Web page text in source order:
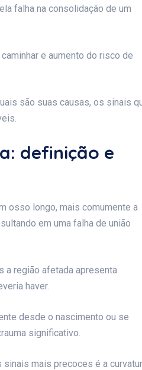
falha na consolidação de um
e aumento do risco de
são suas causas, os sinais
definição e
osso longo, mais comumente a
em uma falha de união
a região afetada apresenta
haver.
desde o nascimento ou se
significativo.
mais precoces é a